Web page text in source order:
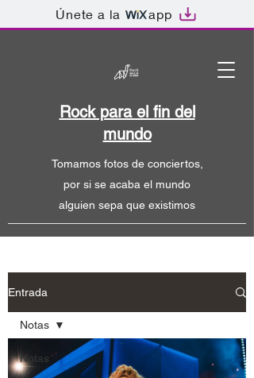
Únete a la app
Tomamos fotos de conciertos,
por si se acaba el mundo
alguien sepa que existimos
Rock para el fin del
mundo
Entrada
Notas
Notas